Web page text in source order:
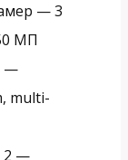
—3
МП
—
multi-
2 —